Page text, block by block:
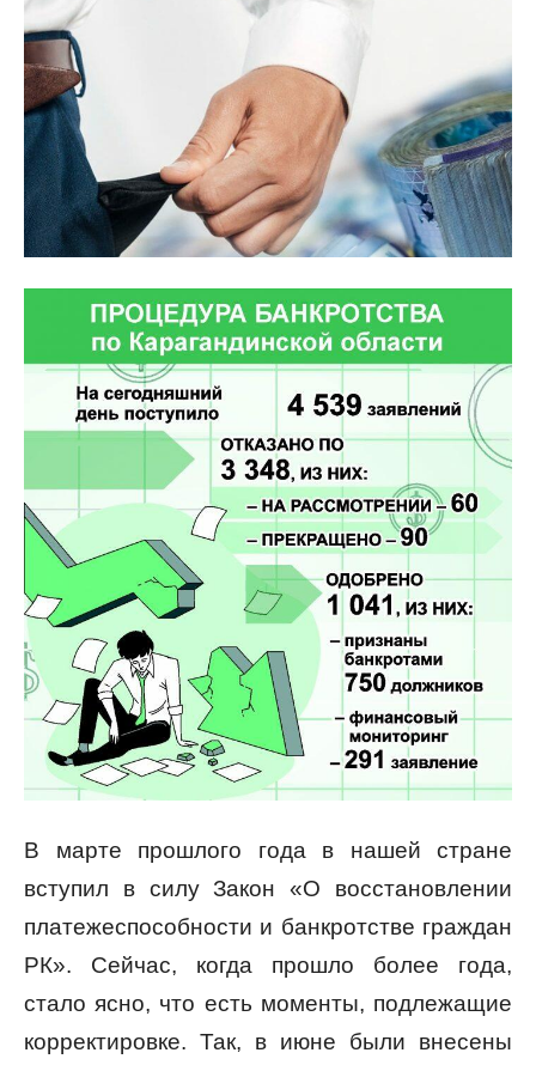
В марте прошлого года в нашей стране
вступил в силу Закон «О восстановлении
платежеспособности и банкротстве граждан
РК». Сейчас, когда прошло более года,
стало ясно, что есть моменты, подлежащие
корректировке. Так, в июне были внесены